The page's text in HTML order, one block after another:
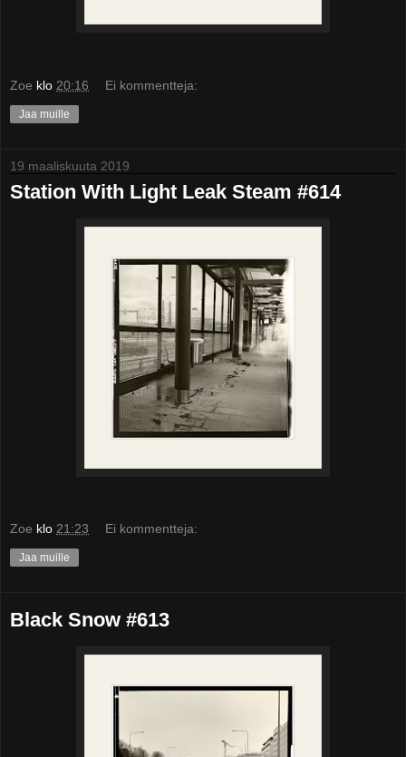
Zoe klo 20:16 Ei kommentteja:
Jaa muille
19 maaliskuuta 2019
Station With Light Leak Steam #614
Zoe klo 21:23 Ei kommentteja:
Jaa muille
Black Snow #613